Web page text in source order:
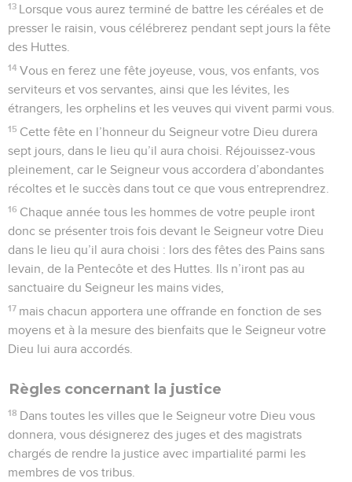
13 Lorsque vous aurez terminé de battre les céréales et de
presser le raisin, vous célébrerez pendant sept jours la fête
des Huttes.
14 Vous en ferez une fête joyeuse, vous, vos enfants, vos
serviteurs et vos servantes, ainsi que les lévites, les
étrangers, les orphelins et les veuves qui vivent parmi vous.
15 Cette fête en l’honneur du Seigneur votre Dieu durera
sept jours, dans le lieu qu’il aura choisi. Réjouissez-vous
pleinement, car le Seigneur vous accordera d’abondantes
récoltes et le succès dans tout ce que vous entreprendrez.
16 Chaque année tous les hommes de votre peuple iront
donc se présenter trois fois devant le Seigneur votre Dieu
dans le lieu qu’il aura choisi : lors des fêtes des Pains sans
levain, de la Pentecôte et des Huttes. Ils n’iront pas au
sanctuaire du Seigneur les mains vides,
17 mais chacun apportera une offrande en fonction de ses
moyens et à la mesure des bienfaits que le Seigneur votre
Dieu lui aura accordés.
Règles concernant la justice
18 Dans toutes les villes que le Seigneur votre Dieu vous
donnera, vous désignerez des juges et des magistrats
chargés de rendre la justice avec impartialité parmi les
membres de vos tribus.